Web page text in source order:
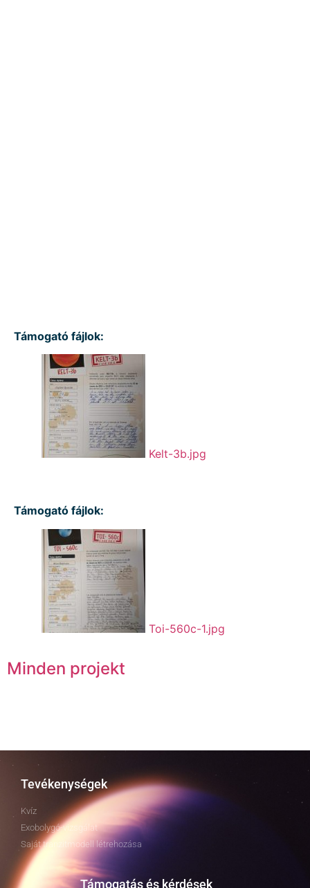
Támogató fájlok:
Kelt-3b.jpg
Támogató fájlok:
Toi-560c-1.jpg
Minden projekt
Tevékenységek
Kvíz
Exobolygó-vizsgálat
Saját tranzitmodell létrehozása
Támogatás és kérdések